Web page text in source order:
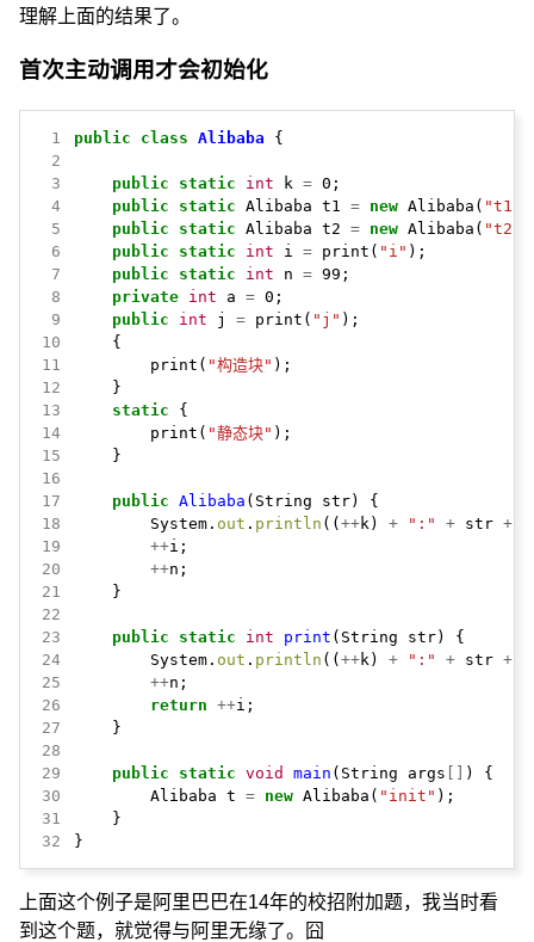
理解上面的结果了。
首次主动调用才会初始化
1 public class Alibaba
{
2
3
public static int k = 0;
4
public static Alibaba t1 = new Alibaba( "t1"
5
public static Alibaba t2 = new Alibaba( "t2"
6
public static int i = print( "i" );
7
public static int n = 99;
8
private int a = 0;
9
public int j = print( "j" );
10
{
11
print( "构造块" );
12
}
13
static
{
14
print( "静态块" );
15
}
16
17
public Alibaba (String str)
{
18
System. out . println ((++k) + ":" + str +
19
++i;
20
++n;
21
}
22
23
public static int print (String str)
{
24
System. out . println ((++k) + ":" + str +
25
++n;
26
return ++i;
27
}
28
29
public static void main (String args [] )
{
30
Alibaba t = new Alibaba( "init" );
31
}
32
}
上面这个例子是阿里巴巴在14年的校招附加题，我当时看
到这个题，就觉得与阿里无缘了。囧